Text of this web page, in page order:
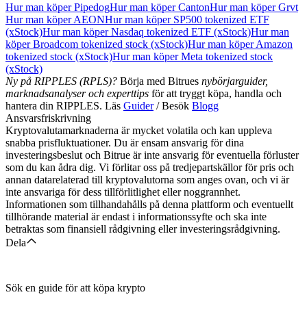
Hur man köper PipedogHur man köper CantonHur man köper Grvt
Hur man köper AEONHur man köper SP500 tokenized ETF
(xStock)Hur man köper Nasdaq tokenized ETF (xStock)Hur man
köper Broadcom tokenized stock (xStock)Hur man köper Amazon
tokenized stock (xStock)Hur man köper Meta tokenized stock
(xStock)
Ny på RIPPLES (RPLS)? Börja med Bitrues nybörjarguider,
marknadsanalyser och experttips för att tryggt köpa, handla och
hantera din RIPPLES. Läs Guider/ Besök Blogg
Ansvarsfriskrivning
Kryptovalutamarknaderna är mycket volatila och kan uppleva
snabba prisfluktuationer. Du är ensam ansvarig för dina
investeringsbeslut och Bitrue är inte ansvarig för eventuella förluster
som du kan ådra dig. Vi förlitar oss på tredjepartskällor för pris och
annan datarelaterad till kryptovalutorna som anges ovan, och vi är
inte ansvariga för dess tillförlitlighet eller noggrannhet.
Informationen som tillhandahålls på denna plattform och eventuellt
tillhörande material är endast i informationssyfte och ska inte
betraktas som finansiell rådgivning eller investeringsrådgivning.
Dela
Sök en guide för att köpa krypto